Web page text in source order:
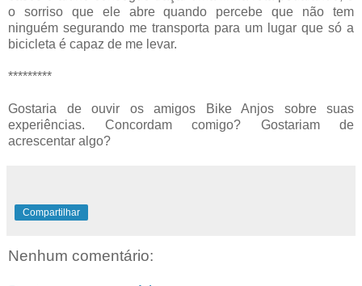
o sorriso que ele abre quando percebe que não tem
ninguém segurando me transporta para um lugar que só a
bicicleta é capaz de me levar.
*********
Gostaria de ouvir os amigos Bike Anjos sobre suas
experiências. Concordam comigo? Gostariam de
acrescentar algo?
Compartilhar
Nenhum comentário: